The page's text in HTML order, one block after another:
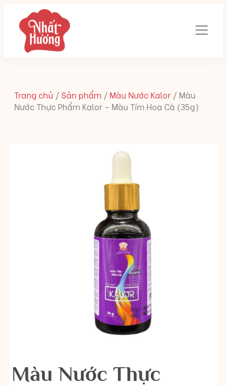
Trang chủ / Sản phẩm / Màu Nước Kalor / Màu
Nước Thực Phẩm Kalor – Màu Tím Hoa Cà (35g)
Màu Nước Thực